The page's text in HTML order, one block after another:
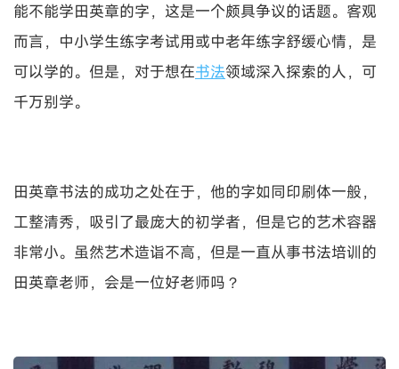
能不能学田英章的字，这是一个颇具争议的话题。客观
而言，中小学生练字考试用或中老年练字舒缓心情，是
可以学的。但是，对于想在书法领域深入探索的人，可
千万别学。
田英章书法的成功之处在于，他的字如同印刷体一般，
工整清秀，吸引了最庞大的初学者，但是它的艺术容器
非常小。虽然艺术造诣不高，但是一直从事书法培训的
田英章老师，会是一位好老师吗？